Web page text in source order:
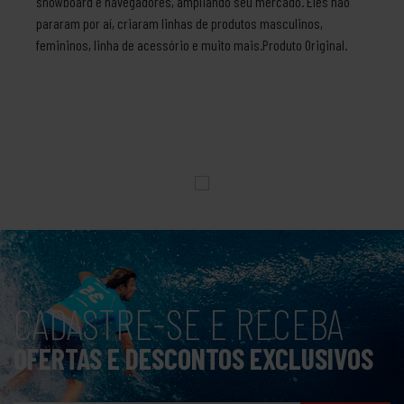
pararam por aí, criaram linhas de produtos masculinos,
femininos, linha de acessório e muito mais.Produto Original.
CADASTRE-SE E RECEBA
OFERTAS E DESCONTOS EXCLUSIVOS